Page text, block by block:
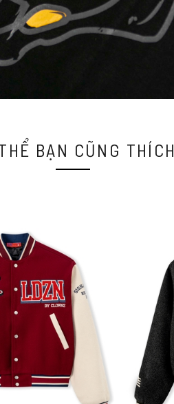
BẠN CŨNG THÍCH